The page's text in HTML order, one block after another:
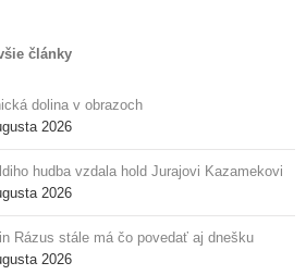
články
dolina v obrazoch
2026
hudba vzdala hold Jurajovi Kazamekovi
2026
Rázus stále má čo povedať aj dnešku
2026